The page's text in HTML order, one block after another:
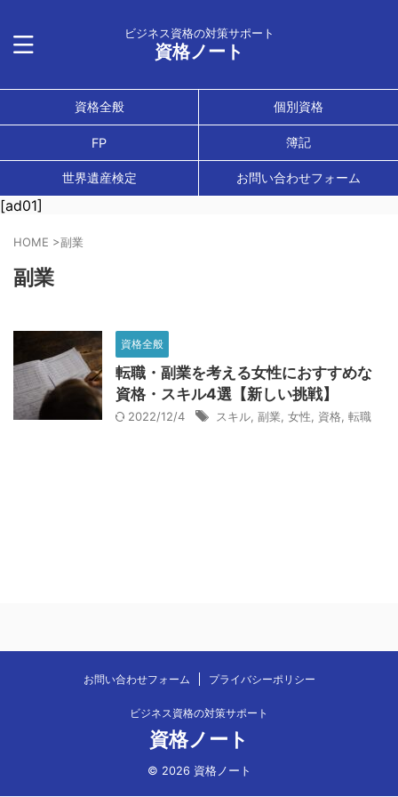
ビジネス資格の対策サポート
資格ノート
資格全般 個別資格
FP 簿記
世界遺産検定 お問い合わせフォーム
[ad01]
HOME >副業
副業
資格全般
転職・副業を考える女性におすすめな
資格・スキル4選【新しい挑戦】
2022/12/4 スキル 副業 女性 資格 転職
お問い合わせフォーム プライバシーポリシー
ビジネス資格の対策サポート
資格ノート
© 2026 資格ノート